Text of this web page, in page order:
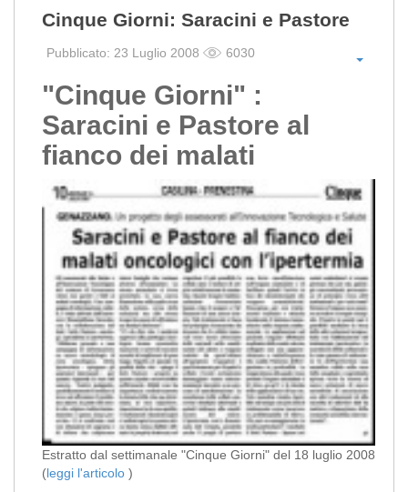
Cinque Giorni: Saracini e Pastore
Pubblicato: 23 Luglio 2008 6030
"Cinque Giorni" :
Saracini e Pastore al
fianco dei malati
Estratto dal settimanale "Cinque Giorni" del 18 luglio 2008
(leggi l'articolo )